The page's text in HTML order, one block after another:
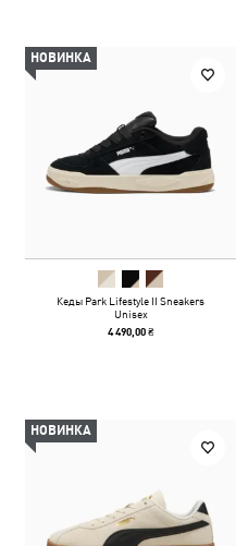
НОВИНКА
Кеды Park Lifestyle II Sneakers
Unisex
4 490,00 ₴
НОВИНКА